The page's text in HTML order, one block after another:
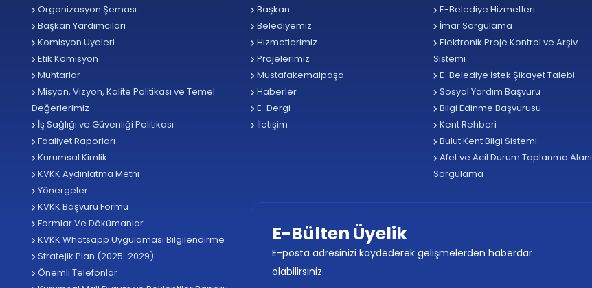
Organizasyon Şeması
Başkan Yardımcıları
Komisyon Üyeleri
Etik Komisyon
Muhtarlar
Misyon, Vizyon, Kalite Politikası ve Temel
Değerlerimiz
İş Sağlığı ve Güvenliği Politikası
Faaliyet Raporları
Kurumsal Kimlik
KVKK Aydınlatma Metni
Yönergeler
KVKK Başvuru Formu
Formlar Ve Dökümanlar
KVKK Whatsapp Uygulaması Bilgilendirme
Stratejik Plan (2025-2029)
Önemli Telefonlar
Başkan
Belediyemiz
Hizmetlerimiz
Projelerimiz
Mustafakemalpaşa
Haberler
E-Dergi
İletişim
E-Belediye Hizmetleri
İmar Sorgulama
Elektronik Proje Kontrol ve Arşiv
Sistemi
E-Belediye İstek Şikayet Talebi
Sosyal Yardım Başvuru
Bilgi Edinme Başvurusu
Kent Rehberi
Bulut Kent Bilgi Sistemi
Afet ve Acil Durum Toplanma Alanı
Sorgulama
E-Bülten Üyelik
E-posta adresinizi kaydederek gelişmelerden haberdar
olabilirsiniz.